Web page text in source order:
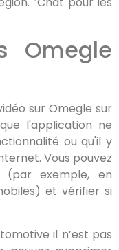
Omegle
sur Omegle sur
l'application ne
ou qu'il y
Vous pouvez
(par exemple, en
et vérifier si
il n’est pas